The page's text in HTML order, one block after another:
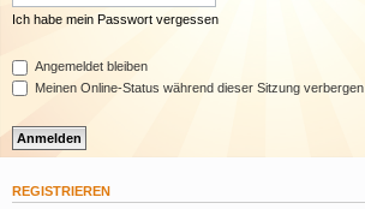
Ich habe mein Passwort vergessen
Angemeldet bleiben
Meinen Online-Status während dieser Sitzung verbergen
REGISTRIEREN